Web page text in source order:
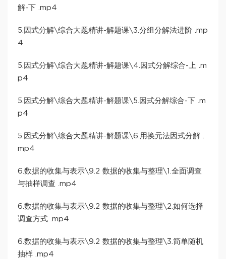
解-下 .mp4
5.因式分解\综合大题精讲-解题课\3.分组分解法进阶 .mp
4
5.因式分解\综合大题精讲-解题课\4.因式分解综合-上 .m
p4
5.因式分解\综合大题精讲-解题课\5.因式分解综合-下 .m
p4
5.因式分解\综合大题精讲-解题课\6.用换元法因式分解 .
mp4
6.数据的收集与表示\9.2 数据的收集与整理\1.全面调查
与抽样调查 .mp4
6.数据的收集与表示\9.2 数据的收集与整理\2.如何选择
调查方式 .mp4
6.数据的收集与表示\9.2 数据的收集与整理\3.简单随机
抽样 .mp4